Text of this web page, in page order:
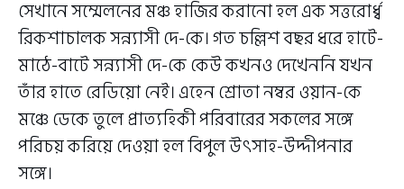
সেখানে সম্মেলনের মঞ্চ হাজির করানো হল এক সত্তরোর্ধ্ব
রিকশাচালক সন্ন্যাসী দে-কে। গত চল্লিশ বছর ধরে হাটে-
মাঠে-বাটে সন্ন্যাসী দে-কে কেউ কখনও দেখেননি যখন
তাঁর হাতে রেডিয়ো নেই। এহেন শ্রোতা নম্বর ওয়ান-কে
মঞ্চে ডেকে তুলে প্রাত্যহিকী পরিবারের সকলের সঙ্গে
পরিচয় করিয়ে দেওয়া হল বিপুল উৎসাহ-উদ্দীপনার
সঙ্গে।